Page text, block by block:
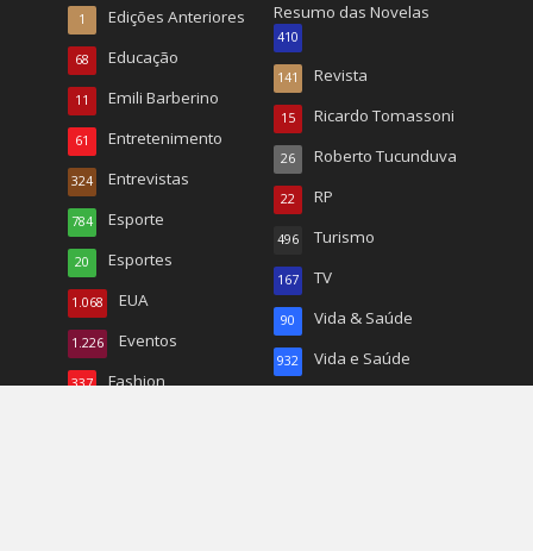
Edições Anteriores
1
Educação
68
Emili Barberino
11
Entretenimento
61
Entrevistas
324
Esporte
784
Esportes
20
EUA
1.068
Eventos
1.226
Fashion
337
Resumo das Novelas
410
Revista
141
Ricardo Tomassoni
15
Roberto Tucunduva
26
RP
22
Turismo
496
TV
167
Vida & Saúde
90
Vida e Saúde
932